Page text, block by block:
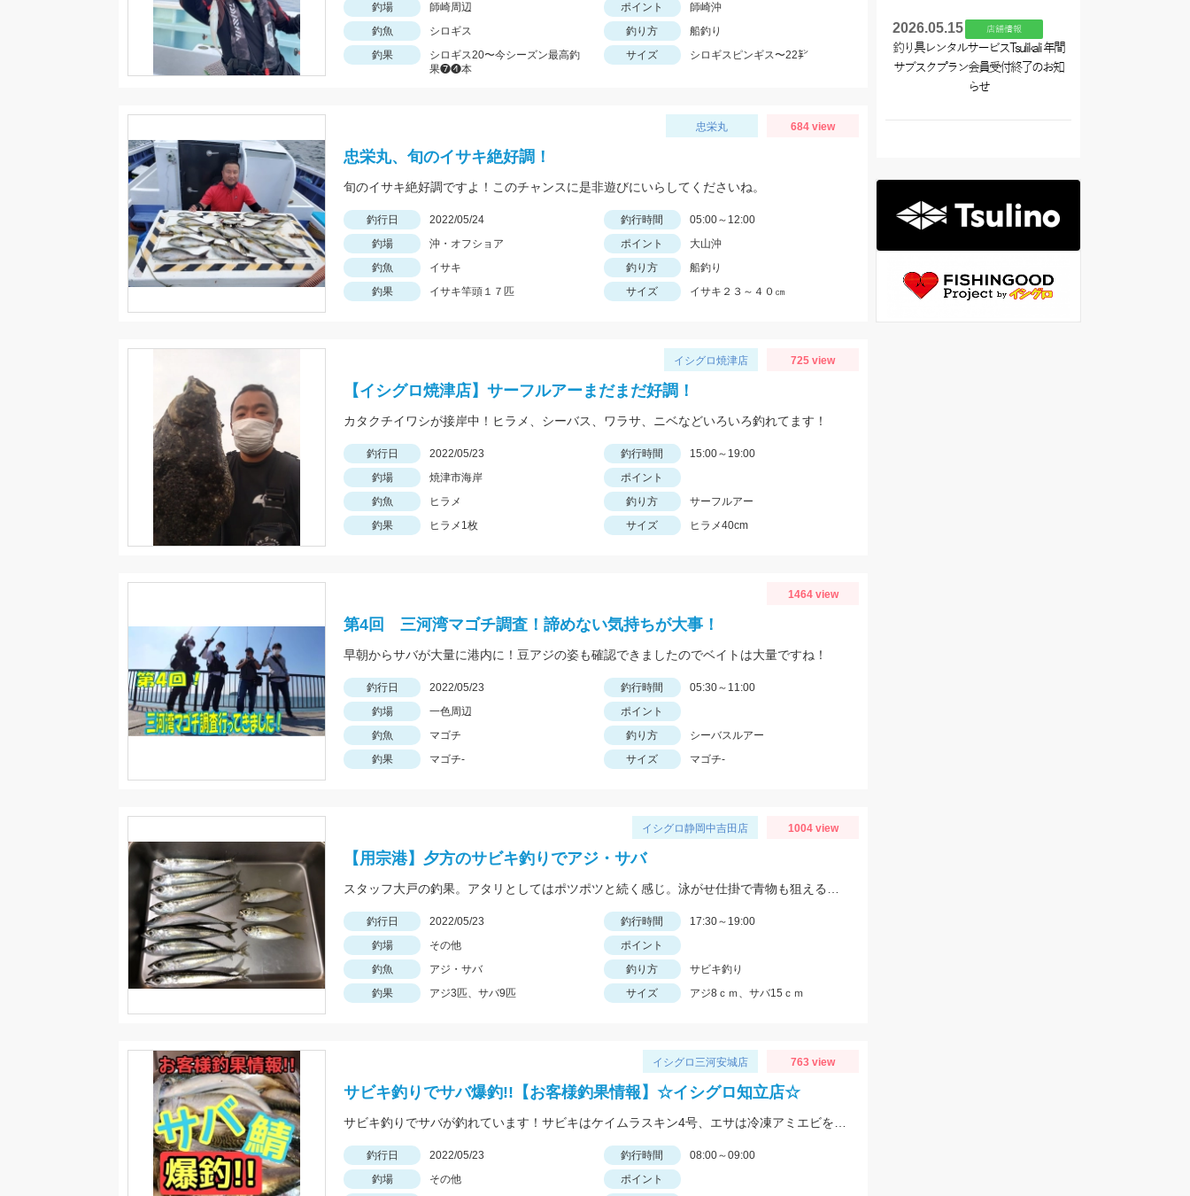
釣場
師崎周辺 ポイント
師崎沖
釣魚
シロギス 釣り方
船釣り
釣果
シロギス20〜今シーズン最高釣
果❼❹本
サイズ シロギスピンギス〜22㌢
忠栄丸 684 view
忠栄丸、旬のイサキ絶好調！
旬のイサキ絶好調ですよ！このチャンスに是非遊びにいらしてくださいね。
釣行日 2022/05/24 釣行時間
05:00～12:00
釣場
沖・オフショア ポイント
大山沖
釣魚
イサキ 釣り方
船釣り
釣果
イサキ竿頭１７匹 サイズ イサキ２３～４０㎝
イシグロ焼津店 725 view
【イシグロ焼津店】サーフルアーまだまだ好調！
カタクチイワシが接岸中！ヒラメ、シーバス、ワラサ、ニベなどいろいろ釣れてます！
釣行日 2022/05/23 釣行時間
15:00～19:00
釣場
焼津市海岸
ポイント
釣魚
ヒラメ 釣り方
サーフルアー
釣果
ヒラメ1枚 サイズ ヒラメ40cm
1464 view
第4回 三河湾マゴチ調査！諦めない気持ちが大事！
早朝からサバが大量に港内に！豆アジの姿も確認できましたのでベイトは大量ですね！
釣行日 2022/05/23 釣行時間
05:30～11:00
釣場
一色周辺
ポイント
釣魚
マゴチ 釣り方
シーバスルアー
釣果
マゴチ- サイズ マゴチ-
イシグロ静岡中吉田店 1004 view
【用宗港】夕方のサビキ釣りでアジ・サバ
釣行日 2022/05/23 釣行時間
17:30～19:00
釣場
その他
ポイント
釣魚
アジ・サバ 釣り方
サビキ釣り
釣果
アジ3匹、サバ9匹 サイズ アジ8ｃｍ、サバ15ｃｍ
イシグロ三河安城店 763 view
サビキ釣りでサバ爆釣!!【お客様釣果情報】☆イシグロ知立店☆
釣行日 2022/05/23 釣行時間
08:00～09:00
釣場
その他 ポイント
2026.05.15 店舗情報
釣り具レンタルサービスTsulikali 年間
サブスクプラン会員受付終了のお知
らせ